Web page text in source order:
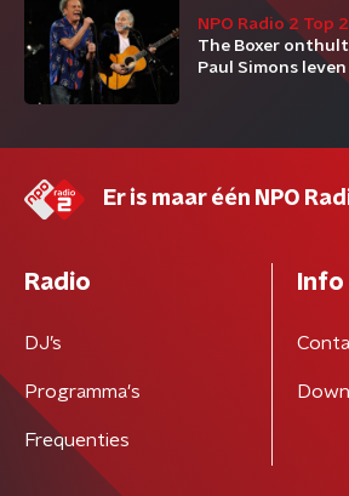
NPO Radio 2 Top
The Boxer
Paul Simons leven
Er is maar één NPO
Radio
DJ’s
Programma's
Frequenties
Info